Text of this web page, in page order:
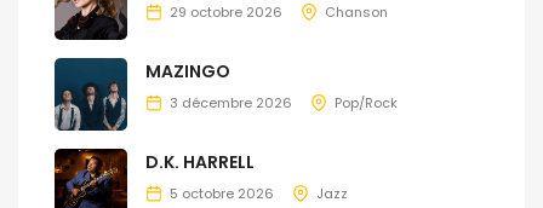
29 octobre 2026 Chanson
MAZINGO
3 décembre 2026 Pop/Rock
D.K. HARRELL
5 octobre 2026 Jazz